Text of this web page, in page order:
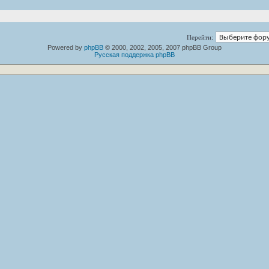
Перейти:
Powered by phpBB © 2000, 2002, 2005, 2007 phpBB Group
Русская поддержка phpBB